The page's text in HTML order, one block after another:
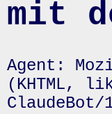
mit
Agent:
(KHTML,